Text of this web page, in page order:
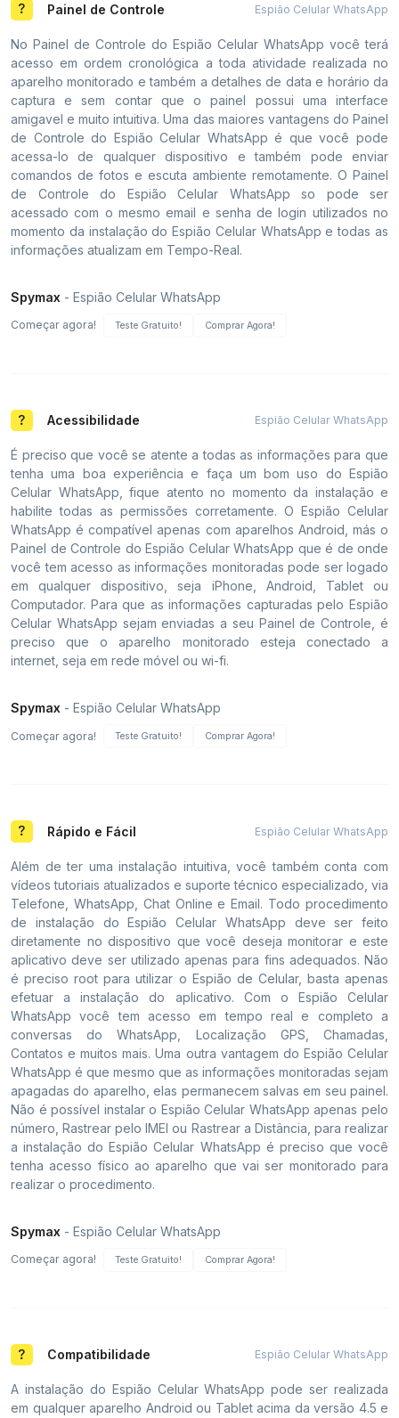
Painel de Controle Espião Celular WhatsApp
No Painel de Controle do Espião Celular WhatsApp você terá
acesso em ordem cronológica a toda atividade realizada no
aparelho monitorado e também a detalhes de data e horário da
captura e sem contar que o painel possui uma interface
amigavel e muito intuitiva. Uma das maiores vantagens do Painel
de Controle do Espião Celular WhatsApp é que você pode
acessa-lo de qualquer dispositivo e também pode enviar
comandos de fotos e escuta ambiente remotamente. O Painel
de Controle do Espião Celular WhatsApp so pode ser
acessado com o mesmo email e senha de login utilizados no
momento da instalação do Espião Celular WhatsApp e todas as
informações atualizam em Tempo-Real.
Spymax - Espião Celular WhatsApp
Começar agora! Teste Gratuito! Comprar Agora!
Acessibilidade Espião Celular WhatsApp
É preciso que você se atente a todas as informações para que
tenha uma boa experiência e faça um bom uso do Espião
Celular WhatsApp, fique atento no momento da instalação e
habilite todas as permissões corretamente. O Espião Celular
WhatsApp é compatível apenas com aparelhos Android, más o
Painel de Controle do Espião Celular WhatsApp que é de onde
você tem acesso as informações monitoradas pode ser logado
em qualquer dispositivo, seja iPhone, Android, Tablet ou
Computador. Para que as informações capturadas pelo Espião
Celular WhatsApp sejam enviadas a seu Painel de Controle, é
preciso que o aparelho monitorado esteja conectado a
internet, seja em rede móvel ou wi-fi.
Spymax - Espião Celular WhatsApp
Começar agora! Teste Gratuito! Comprar Agora!
Rápido e Fácil Espião Celular WhatsApp
Além de ter uma instalação intuitiva, você também conta com
vídeos tutoriais atualizados e suporte técnico especializado, via
Telefone, WhatsApp, Chat Online e Email. Todo procedimento
de instalação do Espião Celular WhatsApp deve ser feito
diretamente no dispositivo que você deseja monitorar e este
aplicativo deve ser utilizado apenas para fins adequados. Não
é preciso root para utilizar o Espião de Celular, basta apenas
efetuar a instalação do aplicativo. Com o Espião Celular
WhatsApp você tem acesso em tempo real e completo a
conversas do WhatsApp, Localização GPS, Chamadas,
Contatos e muitos mais. Uma outra vantagem do Espião Celular
WhatsApp é que mesmo que as informações monitoradas sejam
apagadas do aparelho, elas permanecem salvas em seu painel.
Não é possível instalar o Espião Celular WhatsApp apenas pelo
número, Rastrear pelo IMEI ou Rastrear a Distância, para realizar
a instalação do Espião Celular WhatsApp é preciso que você
tenha acesso físico ao aparelho que vai ser monitorado para
realizar o procedimento.
Spymax - Espião Celular WhatsApp
Começar agora! Teste Gratuito! Comprar Agora!
Compatibilidade Espião Celular WhatsApp
A instalação do Espião Celular WhatsApp pode ser realizada
em qualquer aparelho Android ou Tablet acima da versão 4.5 e